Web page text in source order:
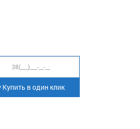
Купить в один клик